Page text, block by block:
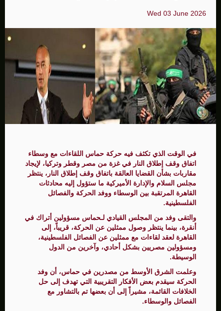
Wed 03 June 2026
في الوقت الذي تكثف فيه حركة حماس اللقاءات مع وسطاء
اتفاق وقف إطلاق النار في غزة من مصر وقطر وتركيا، لإيجاد
مقاربات بشأن القضايا العالقة باتفاق وقف إطلاق النار، ينتظر
مجلس السلام والإدارة الأميركية ما ستؤول إليه محادثات
القاهرة المرتقبة بين الوسطاء ووفد الحركة والفصائل
الفلسطينية.
والتقى وفد من المجلس القيادي لـحماس مسؤولين أتراك في
أنقرة، بينما ينتظر وصول ممثلين عن الحركة، قريباً، إلى
القاهرة لعقد لقاءات مع ممثلين عن الفصائل الفلسطينية،
ومسؤولين مصريين بشكل أحادي، وآخرين من الدول
الوسيطة.
وعلمت الشرق الأوسط من مصدرين في حماس، أن وفد
الحركة سيقدم بعض الأفكار التقريبية التي تهدف إلى حل
الخلافات القائمة، مشيراً إلى أن بعضها تم بالتشاور مع
الفصائل والوسطاء.